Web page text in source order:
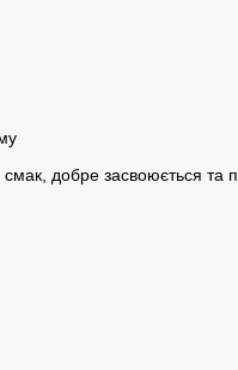
добре засвоюється та